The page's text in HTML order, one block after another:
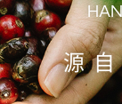
源